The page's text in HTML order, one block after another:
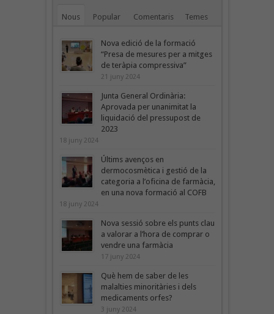
Nous Popular Comentaris Temes
Nova edició de la formació
“Presa de mesures per a mitges
de teràpia compressiva”
21 juny 2024
Junta General Ordinària:
Aprovada per unanimitat la
liquidació del pressupost de
2023
18 juny 2024
Últims avenços en
dermocosmètica i gestió de la
categoria a l’oficina de farmàcia,
en una nova formació al COFB
18 juny 2024
Nova sessió sobre els punts clau
a valorar a l’hora de comprar o
vendre una farmàcia
17 juny 2024
Què hem de saber de les
malalties minoritàries i dels
medicaments orfes?
3 juny 2024